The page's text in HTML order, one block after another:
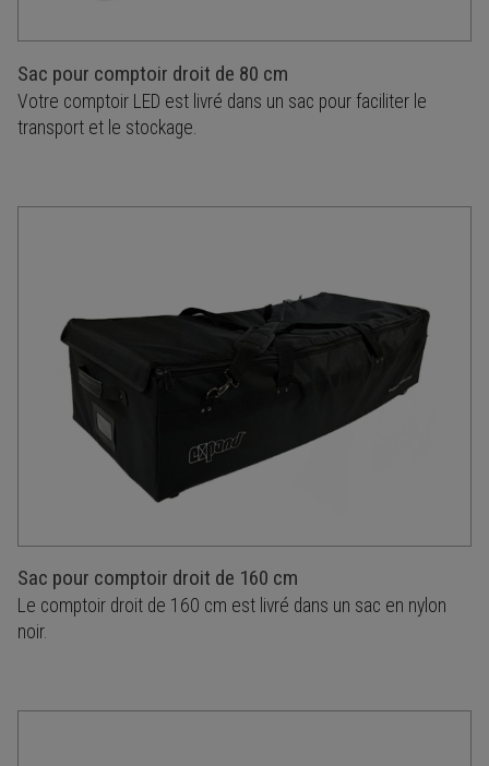
Sac pour comptoir droit de 80 cm
Votre comptoir LED est livré dans un sac pour faciliter le
transport et le stockage.
Sac pour comptoir droit de 160 cm
Le comptoir droit de 160 cm est livré dans un sac en nylon
noir.